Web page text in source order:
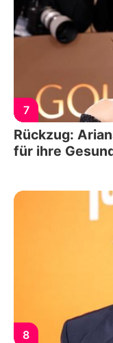
7
Rückzug:
für ihre
8